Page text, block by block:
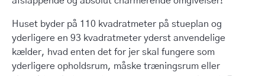
Huset byder på 110 kvadratmeter på stueplan og
yderligere en 93 kvadratmeter yderst anvendelige
kælder, hvad enten det for jer skal fungere som
yderligere opholdsrum, måske træningsrum eller